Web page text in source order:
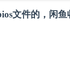
文件的，闲鱼